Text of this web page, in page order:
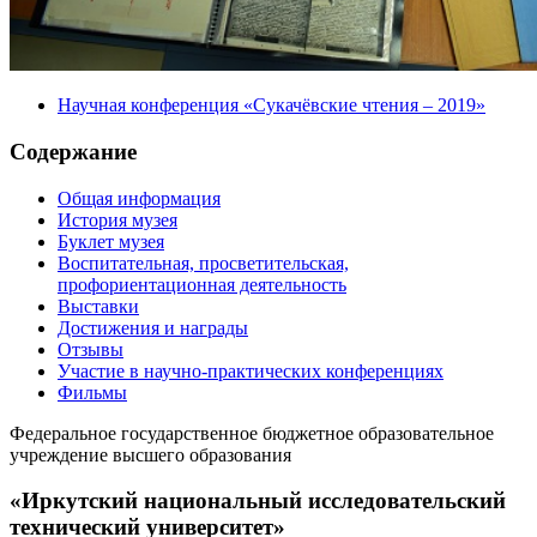
Научная конференция «Сукачёвские чтения – 2019»
Содержание
Общая информация
История музея
Буклет музея
Воспитательная, просветительская,
профориентационная деятельность
Выставки
Достижения и награды
Отзывы
Участие в научно-практических конференциях
Фильмы
Федеральное государственное бюджетное образовательное
учреждение высшего образования
«Иркутский национальный исследовательский
технический университет»